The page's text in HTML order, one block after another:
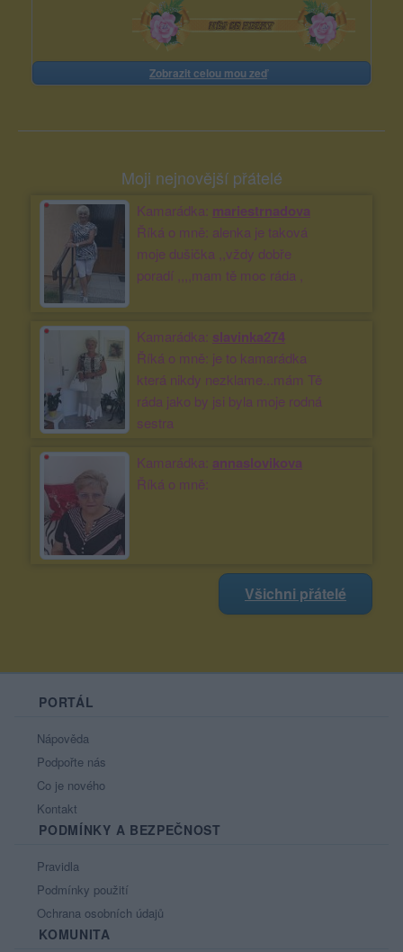
Zobrazit celou mou zeď
Moji nejnovější přátelé
Kamarádka: mariestrnadova
Říká o mně: alenka je taková
moje dušička ,,vždy dobře
poradí ,,,,mam tě moc ráda ,
Kamarádka: slavinka274
Říká o mně: je to kamarádka
která nikdy nezklame...mám Tě
ráda jako by jsi byla moje rodná
sestra
Kamarádka: annaslovikova
Říká o mně:
Všichni přátelé
PORTÁL
Nápověda
Podpořte nás
Co je nového
Kontakt
PODMÍNKY A BEZPEČNOST
Pravidla
Podmínky použití
Ochrana osobních údajů
KOMUNITA